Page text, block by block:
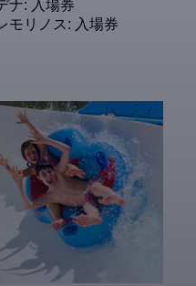
ナ: 入場券
モリノス: 入場券